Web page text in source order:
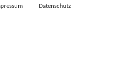
Datenschutz